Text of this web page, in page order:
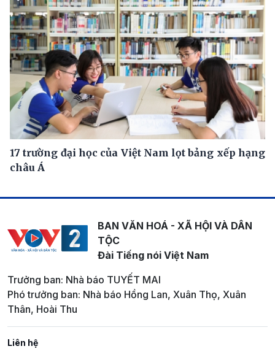
17 trường đại học của Việt Nam lọt bảng xếp hạng
châu Á
BAN VĂN HOÁ - XÃ HỘI VÀ DÂN
TỘC
Đài Tiếng nói Việt Nam
Trưởng ban: Nhà báo TUYẾT MAI
Phó trưởng ban: Nhà báo Hồng Lan, Xuân Thọ, Xuân
Thân, Hoài Thu
Liên hệ